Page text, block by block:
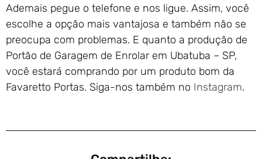
Ademais pegue o telefone e nos ligue. Assim, você
escolhe a opção mais vantajosa e também não se
preocupa com problemas. E quanto a produção de
Portão de Garagem de Enrolar em Ubatuba – SP,
você estará comprando por um produto bom da
Favaretto Portas. Siga-nos também no Instagram.